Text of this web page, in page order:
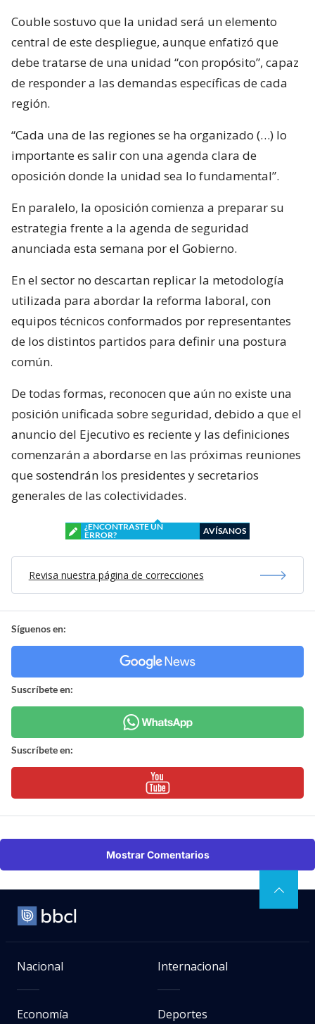
Couble sostuvo que la unidad será un elemento
central de este despliegue, aunque enfatizó que
debe tratarse de una unidad “con propósito”, capaz
de responder a las demandas específicas de cada
región.
“Cada una de las regiones se ha organizado (…) lo
importante es salir con una agenda clara de
oposición donde la unidad sea lo fundamental”.
En paralelo, la oposición comienza a preparar su
estrategia frente a la agenda de seguridad
anunciada esta semana por el Gobierno.
En el sector no descartan replicar la metodología
utilizada para abordar la reforma laboral, con
equipos técnicos conformados por representantes
de los distintos partidos para definir una postura
común.
De todas formas, reconocen que aún no existe una
posición unificada sobre seguridad, debido a que el
anuncio del Ejecutivo es reciente y las definiciones
comenzarán a abordarse en las próximas reuniones
que sostendrán los presidentes y secretarios
generales de las colectividades.
¿ENCONTRASTE UN
ERROR?
AVÍSANOS
Revisa nuestra página de correcciones
Síguenos en:
Suscríbete en:
Suscríbete en:
Mostrar Comentarios
Nacional Internacional
Economía Deportes